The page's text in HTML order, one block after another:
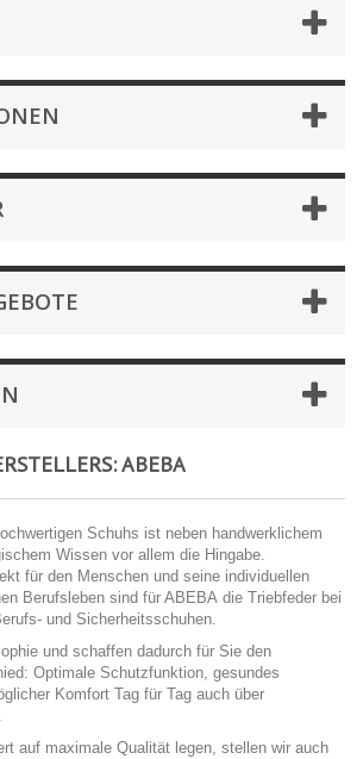
ABEBA
Schuhs ist neben handwerklichem
Wissen vor allem die Hingabe.
für den Menschen und seine individuellen
Berufsleben sind für ABEBA die Triebfeder bei
und Sicherheitsschuhen.
und schaffen dadurch für Sie den
Optimale Schutzfunktion, gesundes
Komfort Tag für Tag auch über
auf maximale Qualität legen, stellen wir auch